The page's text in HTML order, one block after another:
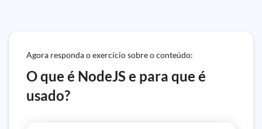
Agora responda o exercício sobre o conteúdo:
O que é NodeJS e para que é
usado?